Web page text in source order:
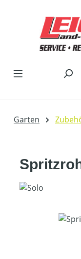
Garten
Bildergalerie